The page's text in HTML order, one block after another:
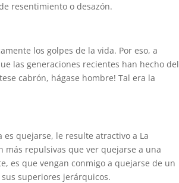
resentimiento o desazón.
los golpes de la vida. Por eso, a
las generaciones recientes han hecho del
cabrón, hágase hombre! Tal era la
es quejarse, le resulte atractivo a La
más repulsivas que ver quejarse a una
es que vengan conmigo a quejarse de un
superiores jerárquicos.